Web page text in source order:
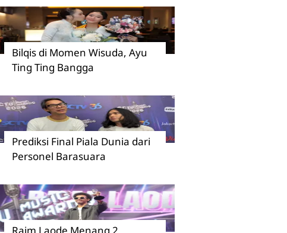
Bilqis di Momen Wisuda, Ayu
Ting Ting Bangga
Prediksi Final Piala Dunia dari
Personel Barasuara